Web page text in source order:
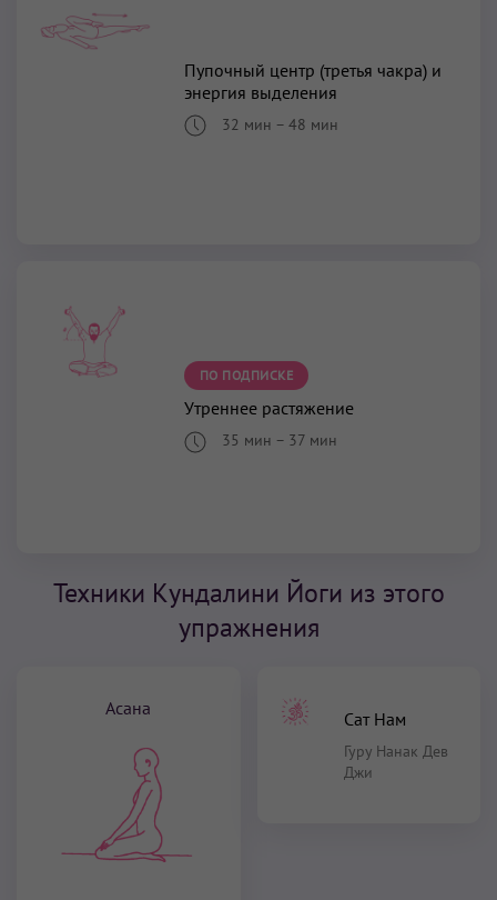
Пупочный центр (третья чакра) и
энергия выделения
32 мин – 48 мин
ПО ПОДПИСКЕ
Утреннее растяжение
35 мин – 37 мин
Техники Кундалини Йоги из этого
упражнения
Асана Сат Нам
Гуру Нанак Дев
Джи